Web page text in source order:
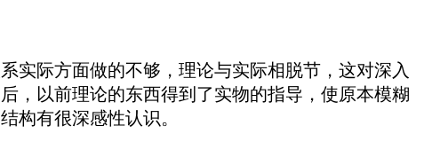
际方面做的不够，理论与实际相脱节，这对深入
，以前理论的东西得到了实物的指导，使原本模糊
构有很深感性认识。